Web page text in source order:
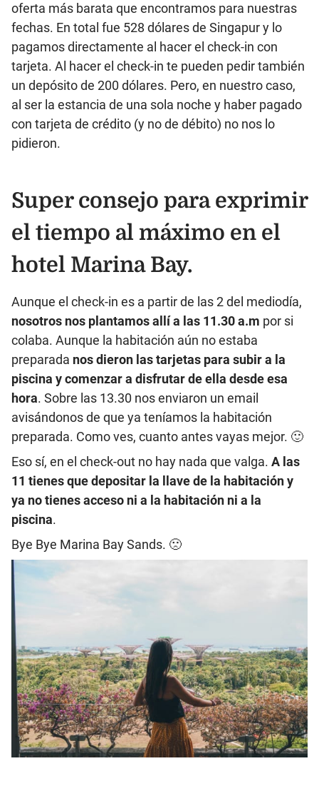
oferta más barata que encontramos para nuestras
fechas. En total fue 528 dólares de Singapur y lo
pagamos directamente al hacer el check-in con
tarjeta. Al hacer el check-in te pueden pedir también
un depósito de 200 dólares. Pero, en nuestro caso,
al ser la estancia de una sola noche y haber pagado
con tarjeta de crédito (y no de débito) no nos lo
pidieron.
Super consejo para exprimir
el tiempo al máximo en el
hotel Marina Bay.
Aunque el check-in es a partir de las 2 del mediodía,
nosotros nos plantamos allí a las 11.30 a.m por si
colaba. Aunque la habitación aún no estaba
preparada nos dieron las tarjetas para subir a la
piscina y comenzar a disfrutar de ella desde esa
hora. Sobre las 13.30 nos enviaron un email
avisándonos de que ya teníamos la habitación
preparada. Como ves, cuanto antes vayas mejor. 🙂
Eso sí, en el check-out no hay nada que valga. A las
11 tienes que depositar la llave de la habitación y
ya no tienes acceso ni a la habitación ni a la
piscina.
Bye Bye Marina Bay Sands. 🙁